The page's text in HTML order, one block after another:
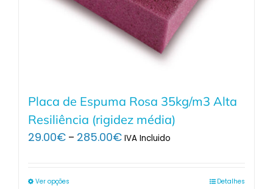
Placa de Espuma Rosa 35kg/m3 Alta
Resiliência (rigidez média)
29.00€ – 285.00€Price
IVA Incluido
Ver opções Detalhes